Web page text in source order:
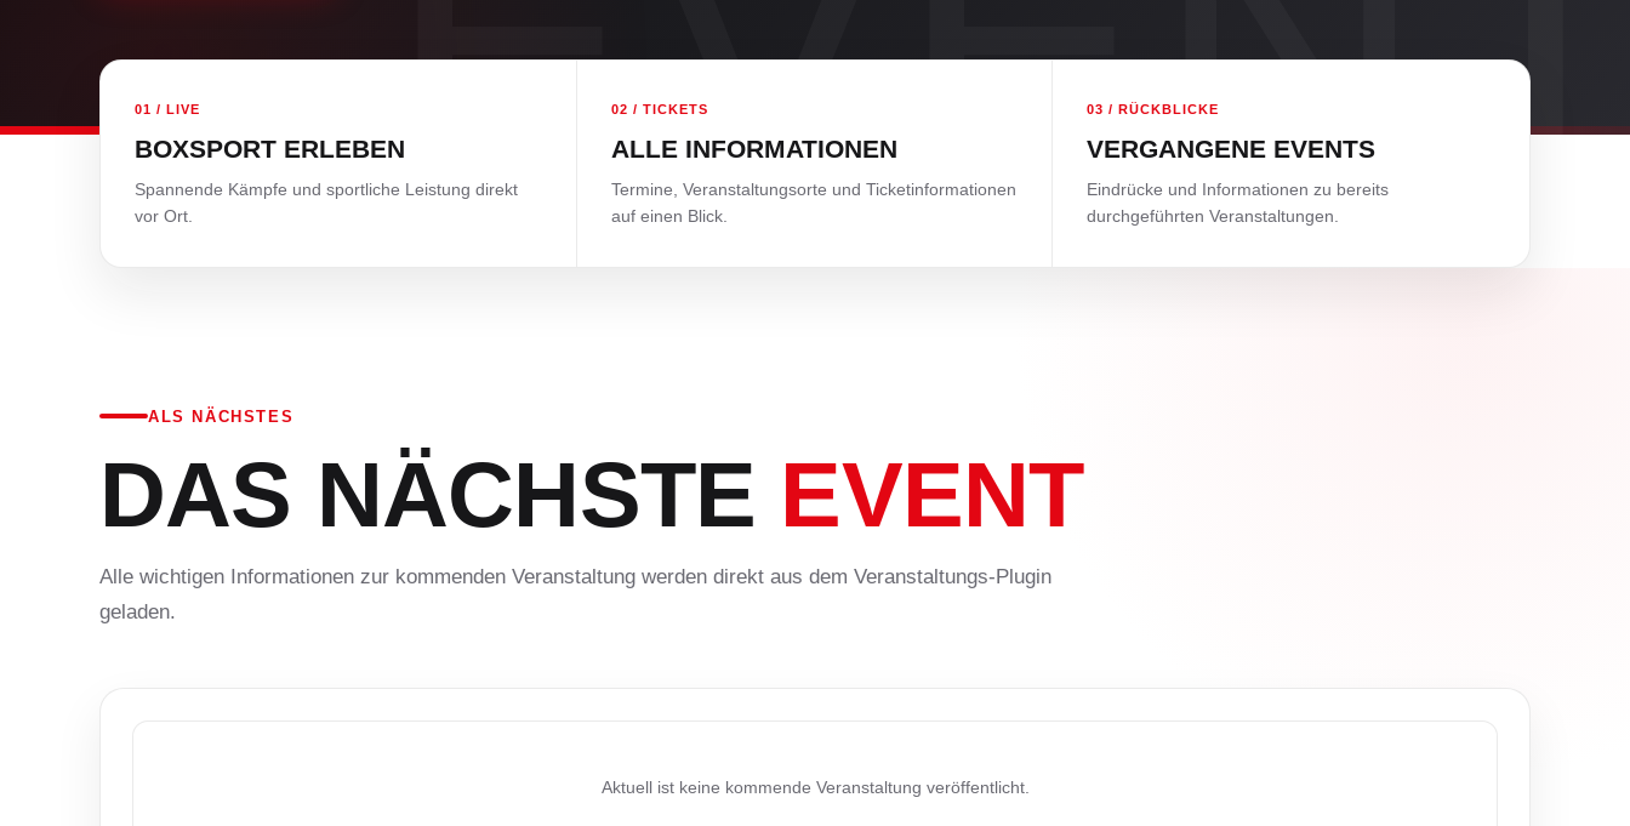
01 / LIVE
BOXSPORT ERLEBEN
Spannende Kämpfe und sportliche Leistung direkt
vor Ort.
02 / TICKETS
ALLE INFORMATIONEN
Termine, Veranstaltungsorte und Ticketinformationen
auf einen Blick.
03 / RÜCKBLICKE
VERGANGENE EVENTS
Eindrücke und Informationen zu bereits
durchgeführten Veranstaltungen.
ALS NÄCHSTES
DAS NÄCHSTE EVENT
Alle wichtigen Informationen zur kommenden Veranstaltung werden direkt aus dem Veranstaltungs-Plugin
geladen.
Aktuell ist keine kommende Veranstaltung veröffentlicht.